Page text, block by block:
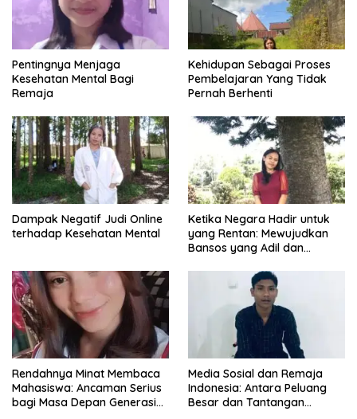
Pentingnya Menjaga
Kesehatan Mental Bagi
Remaja
Kehidupan Sebagai Proses
Pembelajaran Yang Tidak
Pernah Berhenti
Dampak Negatif Judi Online
terhadap Kesehatan Mental
Ketika Negara Hadir untuk
yang Rentan: Mewujudkan
Bansos yang Adil dan
Rendahnya Minat Membaca
Mahasiswa: Ancaman Serius
bagi Masa Depan Generasi
Media Sosial dan Remaja
Indonesia: Antara Peluang
Besar dan Tantangan